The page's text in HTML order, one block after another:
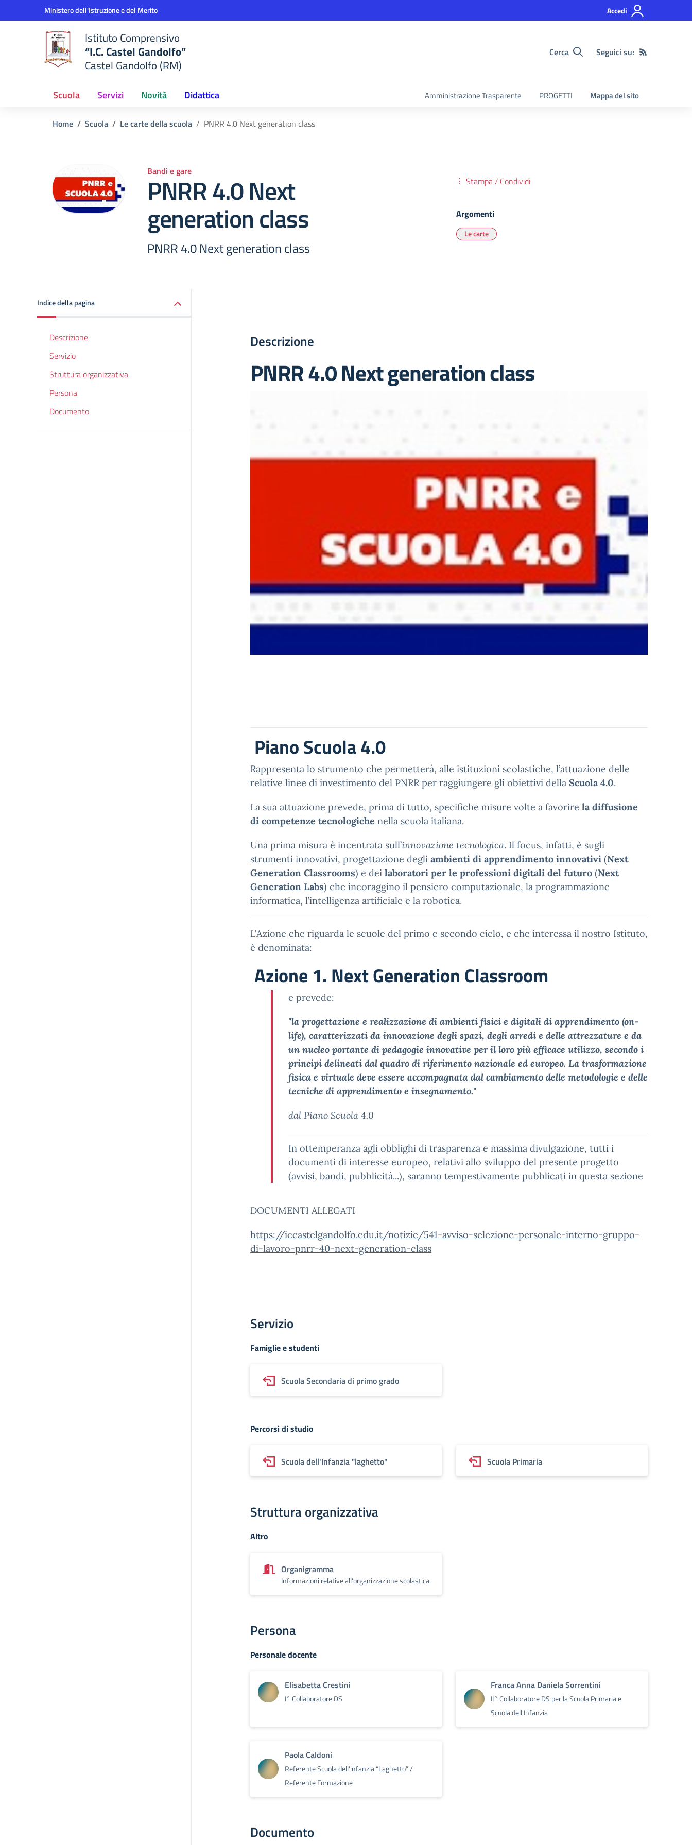
Vai ai contenuti
Vai al menu di navigazioneMinistero dell'Istruzione e del Merito Accedi
Istituto Comprensivo
“I.C. Castel Gandolfo”
Castel Gandolfo (RM)
Cerca Seguici su:
Scuola Servizi Novità Didattica Amministrazione Trasparente PROGETTI Mappa del sito
Home Scuola Le carte della scuola PNRR 4.0 Next generation class
Bandi e gare
PNRR 4.0 Next
generation class
PNRR 4.0 Next generation class
Stampa / Condividi
Argomenti
Le carte
Indice della pagina
Descrizione
Servizio
Struttura organizzativa
Persona
Documento
Descrizione
PNRR 4.0 Next generation class
Piano Scuola 4.0
Rappresenta lo strumento che permetterà, alle istituzioni scolastiche, l’attuazione delle
relative linee di investimento del PNRR per raggiungere gli obiettivi della Scuola 4.0.
La sua attuazione prevede, prima di tutto, specifiche misure volte a favorire la diffusione
di competenze tecnologiche nella scuola italiana.
Una prima misura è incentrata sull’innovazione tecnologica. Il focus, infatti, è sugli
strumenti innovativi, progettazione degli ambienti di apprendimento innovativi (Next
Generation Classrooms) e dei laboratori per le professioni digitali del futuro (Next
Generation Labs) che incoraggino il pensiero computazionale, la programmazione
informatica, l’intelligenza artificiale e la robotica.
L'Azione che riguarda le scuole del primo e secondo ciclo, e che interessa il nostro Istituto,
è denominata:
Azione 1. Next Generation Classroom
e prevede:
"la progettazione e realizzazione di ambienti fisici e digitali di apprendimento (on-
life), caratterizzati da innovazione degli spazi, degli arredi e delle attrezzature e da
un nucleo portante di pedagogie innovative per il loro più efficace utilizzo, secondo i
principi delineati dal quadro di riferimento nazionale ed europeo. La trasformazione
fisica e virtuale deve essere accompagnata dal cambiamento delle metodologie e delle
tecniche di apprendimento e insegnamento."
dal Piano Scuola 4.0
In ottemperanza agli obblighi di trasparenza e massima divulgazione, tutti i
documenti di interesse europeo, relativi allo sviluppo del presente progetto
(avvisi, bandi, pubblicità...), saranno tempestivamente pubblicati in questa sezione
DOCUMENTI ALLEGATI
https://iccastelgandolfo.edu.it/notizie/541-avviso-selezione-personale-interno-gruppo-
di-lavoro-pnrr-40-next-generation-class
Servizio
Famiglie e studenti
Scuola Secondaria di primo grado
Percorsi di studio
Scuola dell'Infanzia "laghetto" Scuola Primaria
Struttura organizzativa
Altro
Organigramma
Informazioni relative all'organizzazione scolastica
Persona
Personale docente
Elisabetta Crestini
I° Collaboratore DS
Franca Anna Daniela Sorrentini
II° Collaboratore DS per la Scuola Primaria e
Scuola dell'Infanzia
Paola Caldoni
Referente Scuola dell'infanzia “Laghetto” /
Referente Formazione
Documento